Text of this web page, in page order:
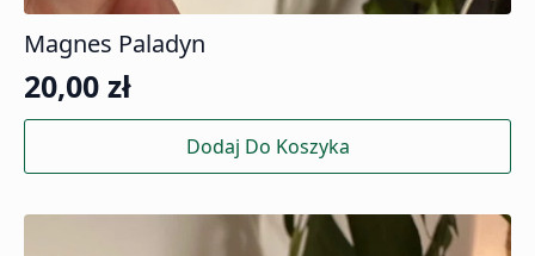
Magnes Paladyn
20,00 zł
Dodaj Do Koszyka